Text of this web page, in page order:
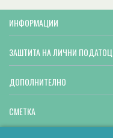
ИНФОРМАЦИИ
ЗАШТИТА НА ЛИЧНИ
ДОПОЛНИТЕЛНО
СМЕТКА